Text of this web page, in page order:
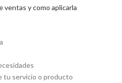
ventas y como aplicarla
tu servicio o producto